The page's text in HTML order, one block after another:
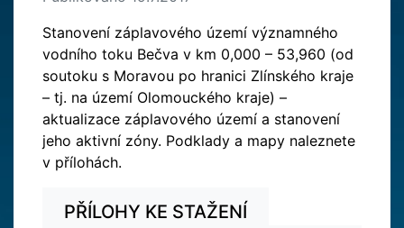
Stanovení záplavového území významného
vodního toku Bečva v km 0,000 – 53,960 (od
soutoku s Moravou po hranici Zlínského kraje
– tj. na území Olomouckého kraje) –
aktualizace záplavového území a stanovení
jeho aktivní zóny. Podklady a mapy naleznete
v přílohách.
PŘÍLOHY KE STAŽENÍ